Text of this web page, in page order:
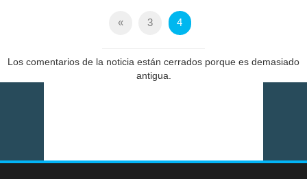
« 3 4
Los comentarios de la noticia están cerrados porque es demasiado
antigua.